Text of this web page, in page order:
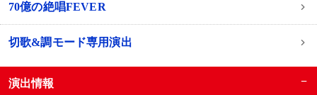
70億の絶唱FEVER
切歌&調モード専用演出
演出情報 −